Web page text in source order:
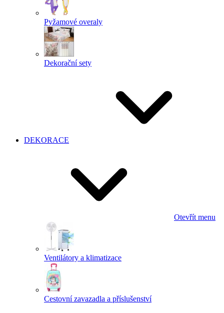
Pyžamové overaly
Dekorační sety
DEKORACE
Otevřít menu
Ventilátory a klimatizace
Cestovní zavazadla a příslušenství